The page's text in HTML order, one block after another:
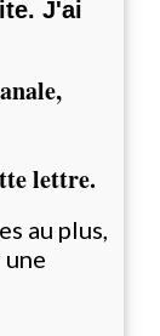
J'ai
lettre.
au plus,